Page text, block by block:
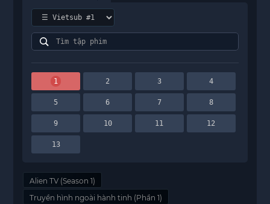
1 2 3 4
5 6 7 8
9 10 11 12
13
Alien TV (Season 1)
Truyền hình ngoài hành tinh (Phần 1)